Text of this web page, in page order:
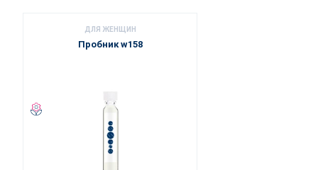
ДЛЯ ЖЕНЩИН
Пробник w158